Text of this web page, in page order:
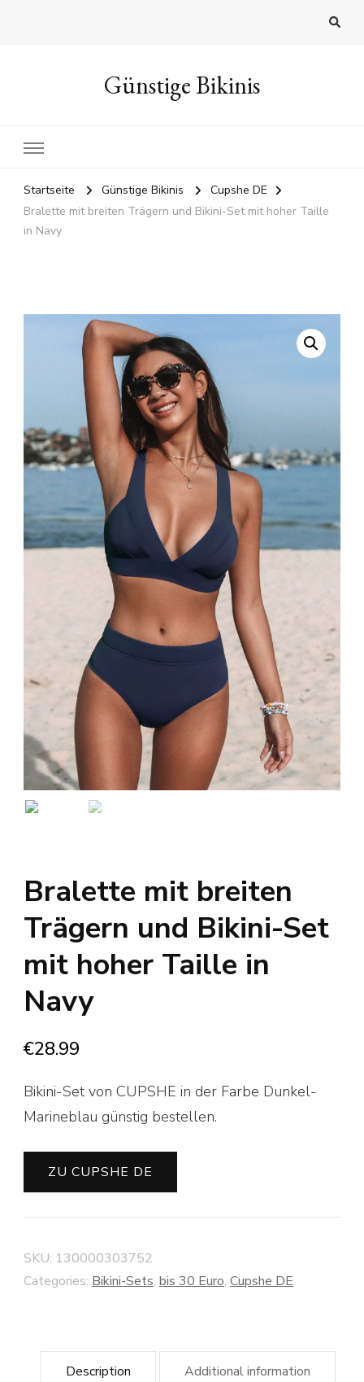
Günstige Bikinis
Startseite Günstige Bikinis
Cupshe DE
Bralette mit breiten Trägern und Bikini-Set mit hoher Taille
in Navy
Bralette mit breiten
Trägern und Bikini-Set
mit hoher Taille in
Navy
€28.99
Bikini-Set von CUPSHE in der Farbe Dunkel-
Marineblau günstig bestellen.
ZU CUPSHE DE
SKU: 130000303752
Categories: Bikini-Sets, bis 30 Euro, Cupshe DE
Description Additional information